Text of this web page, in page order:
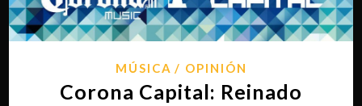
MÚSICA OPINIÓN
Corona Capital: Reinado